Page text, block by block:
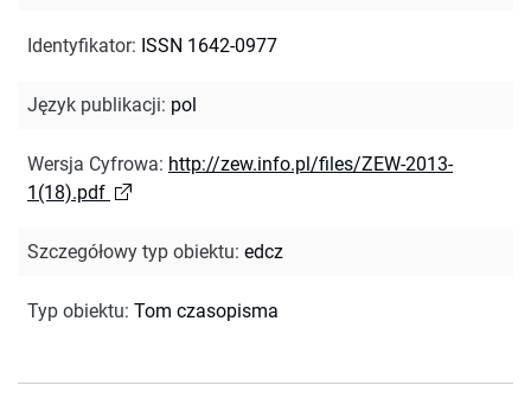
Identyfikator: ISSN 1642-0977
Język publikacji: pol
Wersja Cyfrowa: http://zew.info.pl/files/ZEW-2013-
1(18).pdf
Szczegółowy typ obiektu: edcz
Typ obiektu: Tom czasopisma